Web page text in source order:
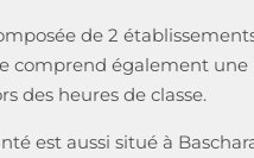
de 2
comprend également une
des heures de classe.
est aussi situé à